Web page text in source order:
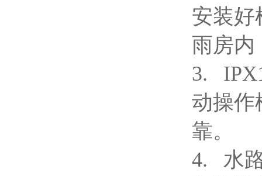
安装好
雨房内
3.
动操作
靠。
4. 水